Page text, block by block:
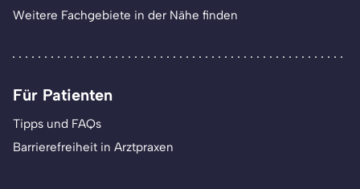
Weitere Fachgebiete in der Nähe finden
Für Patienten
Tipps und FAQs
Barrierefreiheit in Arztpraxen